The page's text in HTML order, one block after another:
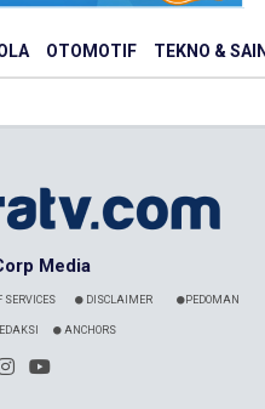
OTOMOTIF TEKNO &
- 01 Januari 1970
Media
SERVICES DISCLAIMER PEDOMAN
ANCHORS